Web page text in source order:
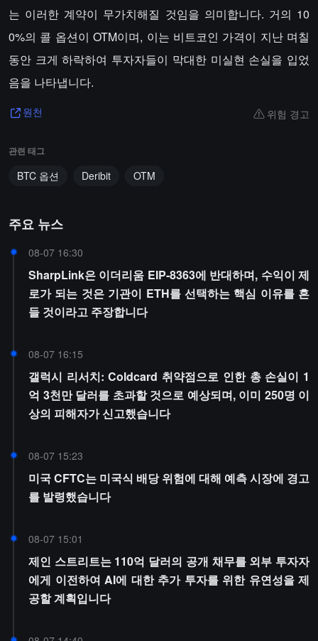
는 이러한 계약이 무가치해질 것임을 의미합니다. 거의 10
0%의 콜 옵션이 OTM이며, 이는 비트코인 가격이 지난 며칠
동안 크게 하락하여 투자자들이 막대한 미실현 손실을 입었
음을 나타냅니다.
원천 위험 경고
관련 태그
BTC 옵션 Deribit OTM
주요 뉴스
08-07 16:30
SharpLink은 이더리움 EIP-8363에 반대하며, 수익이 제
로가 되는 것은 기관이 ETH를 선택하는 핵심 이유를 흔
들 것이라고 주장합니다
08-07 16:15
갤럭시 리서치: Coldcard 취약점으로 인한 총 손실이 1
억 3천만 달러를 초과할 것으로 예상되며, 이미 250명 이
상의 피해자가 신고했습니다
08-07 15:23
미국 CFTC는 미국식 배당 위험에 대해 예측 시장에 경고
를 발령했습니다
08-07 15:01
제인 스트리트는 110억 달러의 공개 채무를 외부 투자자
에게 이전하여 AI에 대한 추가 투자를 위한 유연성을 제
공할 계획입니다